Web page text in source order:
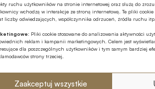
ruchu użytkowników na stronie internetowej oraz służą do
wchodzą w interakcje ze stroną internetową. Te pliki
liczby odwiedzających, współczynnika odrzuceń, źródła ruchu itp.
Pliki cookie stosowane do analizowania aktywności
reklam i kampanii marketingowych. Celem jest
dla poszczególnych użytkowników i tym samym bardziej
strony trzeciej.
Zaakceptuj wszystkie
od poziomu stóp w Szwajcarii.
[2025 roku], a rynkowy konsensus
ale tylko w wyjątkowych
utrzymała się w styczniu na